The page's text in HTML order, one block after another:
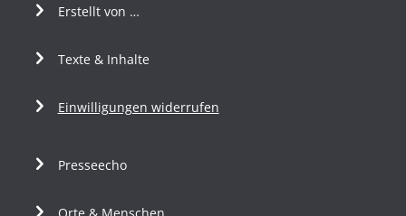
Erstellt von …
Texte & Inhalte
Einwilligungen widerrufen
Presseecho